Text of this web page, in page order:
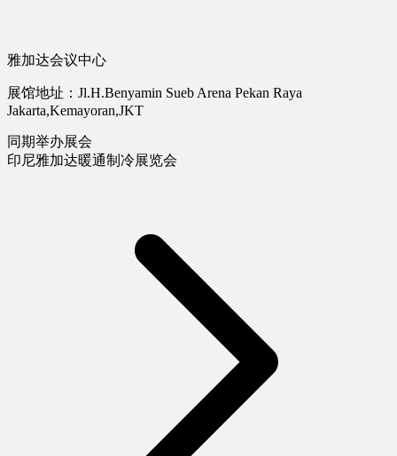
雅加达会议中心
展馆地址：Jl.H.Benyamin Sueb Arena Pekan Raya
Jakarta,Kemayoran,JKT
同期举办展会
印尼雅加达暖通制冷展览会